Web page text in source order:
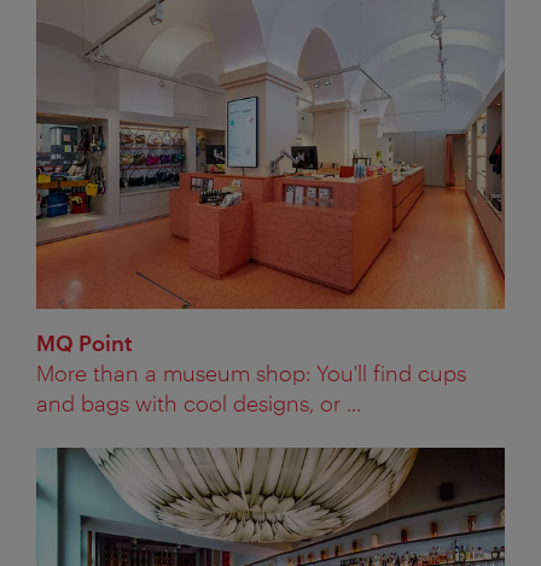
MQ Point
More than a museum shop: You'll find cups
and bags with cool designs, or ...